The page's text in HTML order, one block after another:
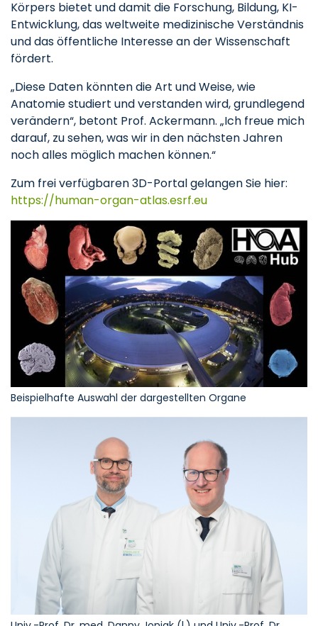
Körpers bietet und damit die Forschung, Bildung, KI-
Entwicklung, das weltweite medizinische Verständnis
und das öffentliche Interesse an der Wissenschaft
fördert.
„Diese Daten könnten die Art und Weise, wie
Anatomie studiert und verstanden wird, grundlegend
verändern“, betont Prof. Ackermann. „Ich freue mich
darauf, zu sehen, was wir in den nächsten Jahren
noch alles möglich machen können.“
Zum frei verfügbaren 3D-Portal gelangen Sie hier:
https://human-organ-atlas.esrf.eu
Beispielhafte Auswahl der dargestellten Organe